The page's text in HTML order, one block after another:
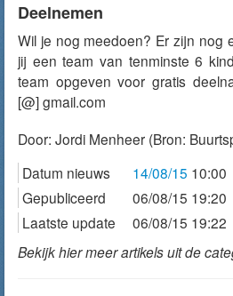
Deelnemen
Wil je nog meedoen? Er zijn nog
jij een team van tenminste 6
team opgeven voor gratis
[@] gmail.com
Door: Jordi Menheer (Bron:
Datum nieuws
14/08/15 10:00
Gepubliceerd
06/08/15 19:20
Laatste update
06/08/15 19:22
Bekijk hier meer artikels uit de